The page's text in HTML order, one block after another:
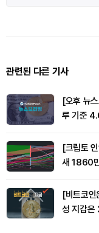
관련된 다른 기사
[오후 뉴
루 기준
[크립토
새 1860
[비트코
성 지갑